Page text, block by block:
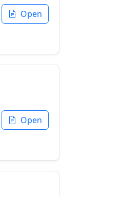
Open
Open